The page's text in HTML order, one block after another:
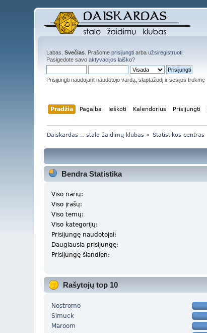
Labas,Svečias . Prašomeprisijungti arbaužsiregistruoti
Pasigedote savoaktyvacijos laiško?
Prisijungti naudojant naudotojo vardą, slaptažodį ir sesijos trukmę
Pradžia Pagalba Ieškoti Kalendorius Prisijungti
Daiskardas :: stalo žaidimų klubas » Statistikos centras
Bendra Statistika
Viso narių:
Viso įrašų:
Viso temų:
Viso kategorijų:
Prisijungę naudotojai:
Daugiausia prisijungę:
Prisijungę šiandien:
Rašytojų top 10
Nostromo
Simuck
Maroom